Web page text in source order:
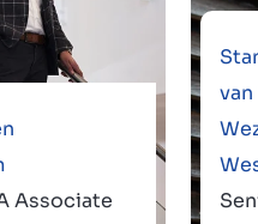
Associate